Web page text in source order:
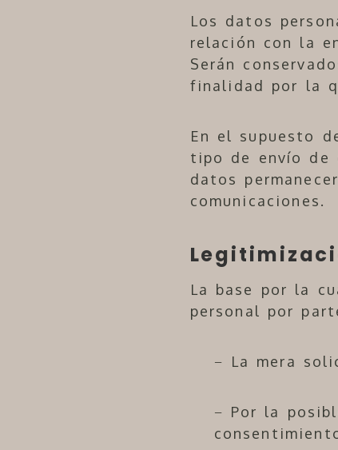
Los datos
relación con la
Serán
finalidad por la
En el supuesto
tipo de envío de
datos
comunicaciones.
La base por la
personal por
− La mera
− Por la